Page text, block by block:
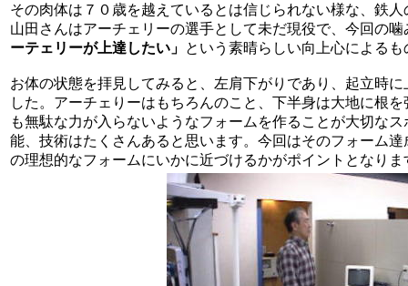
その肉体は７０歳を越えているとは信じられない様な、鉄
山田さんはアーチェリーの選手として未だ現役で、今回の
ーテェリーが上達したい」 という素晴らしい向上心によるも
お体の状態を拝見してみると、左肩下がりであり、起立時
した。アーチェりーはもちろんのこと、下半身は大地に根
も無駄な力が入らないようなフォームを作ることが大切な
能、技術はたくさんあると思います。今回はそのフォーム
の理想的なフォームにいかに近づけるかがポイントとなりま